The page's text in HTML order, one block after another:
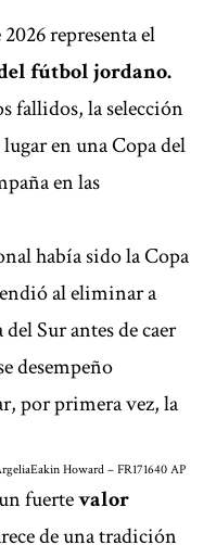
representa el
fútbol jordano.
fallidos, la selección
en una Copa del
en las
había sido la Copa
al eliminar a
Sur antes de caer
desempeño
por primera vez, la
Eakin Howard – FR171640 AP
fuertevalor
de una tradición